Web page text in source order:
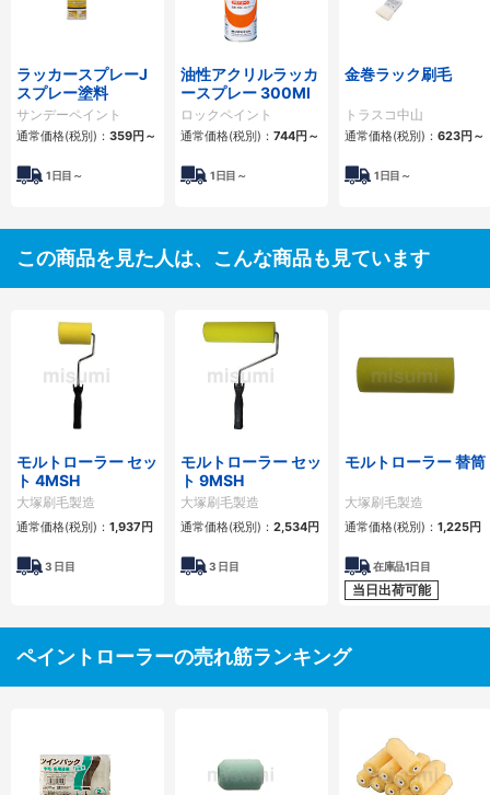
ラッカースプレーJ
スプレー塗料
サンデーペイント
通常価格(税別)： 359円 ～
1日目～
油性アクリルラッカ
ースプレー 300Ml
ロックペイント
通常価格(税別)： 744円 ～
1日目～
金巻ラック刷毛
トラスコ中山
通常価格(税別)： 623円 ～
1日目～
この商品を見た人は、こんな商品も見ています
モルトローラー セッ
ト 4MSH
大塚刷毛製造
通常価格(税別)： 1,937円
3 日目
モルトローラー セッ
ト 9MSH
大塚刷毛製造
通常価格(税別)： 2,534円
3 日目
モルトローラー 替筒
大塚刷毛製造
通常価格(税別)： 1,225円
在庫品1日目
当日出荷可能
ペイントローラーの売れ筋ランキング